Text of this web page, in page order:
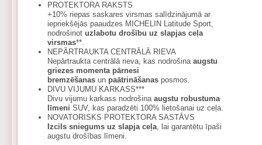
PROTEKTORA RAKSTS
+10% riepas saskares virsmas salīdzinājumā ar
iepriekšējās paaudzes MICHELIN Latitude Sport,
nodrošinot uzlabotu drošību uz slapjas ceļa
virsmas**.
NEPĀRTRAUKTA CENTRĀLĀ RIEVA
Nepārtraukta centrālā rieva, kas nodrošina augstu
griezes momenta pārnesi
bremzēšanas un paātrināšanas posmos.
DIVU VIJUMU KARKASS***
Divu vijumu karkass nodrošina augstu robustuma
līmeni SUV, kas paradzēti 100% lietošanai uz ceļa.
NOVATORISKS PROTEKTORA SASTĀVS
Izcils sniegums uz slapja ceļa, lai garantētu īpaši
augstu drošības līmeni.